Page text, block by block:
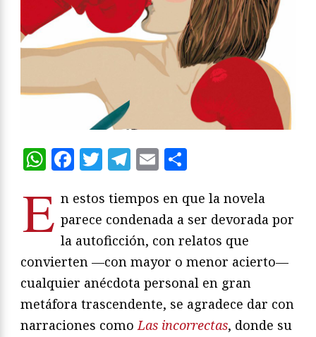
WhatsApp
Facebook
Twitter
Telegram
Email
E n estos tiempos en que la novela
parece condenada a ser devorada por
la autoficción, con relatos que
convierten —con mayor o menor acierto—
cualquier anécdota personal en gran
metáfora trascendente, se agradece dar con
narraciones comoLas incorrectas, donde su